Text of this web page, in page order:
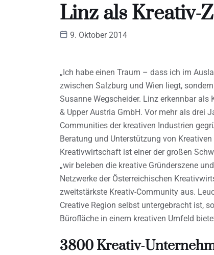
Linz als Kreativ-
9. Oktober 2014
„Ich habe einen Traum – dass ich im
zwischen Salzburg und Wien liegt,
Susanne Wegscheider. Linz erkennbar
& Upper Austria GmbH. Vor mehr als drei
Communities der kreativen Industrien
Beratung und Unterstützung von
Kreativwirtschaft ist einer der großen
„wir beleben die kreative Gründerszene
Netzwerke der Österreichischen
zweitstärkste Kreativ-Community aus.
Creative Region selbst untergebracht ist,
Bürofläche in einem kreativen Umfeld
3800 Kreativ-